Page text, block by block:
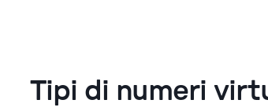
Tipi di numeri